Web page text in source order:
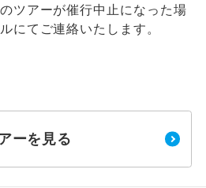
ツアーが催行中止になった場
にてご連絡いたします。
ーを見る